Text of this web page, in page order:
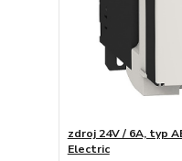
zdroj 24V / 6A, typ
Electric